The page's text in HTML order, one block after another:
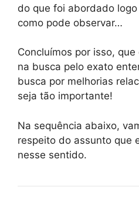
do que foi abordado
como pode observar…
Concluímos por isso,
na busca pelo exato
busca por melhorias
seja tão importante!
Na sequência abaixo,
respeito do assunto que
nesse sentido.